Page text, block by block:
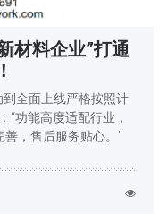
材料企业”打通
全面上线严格按照计
“功能高度适配行业，
，售后服务贴心。”